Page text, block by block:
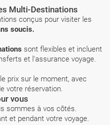
Multi-Destinations
conçus pour visiter les
soucis.
sont flexibles et incluent
et l'assurance voyage.
prix sur le moment, avec
votre réservation.
vous
sommes à vos côtés.
et pendant votre voyage.